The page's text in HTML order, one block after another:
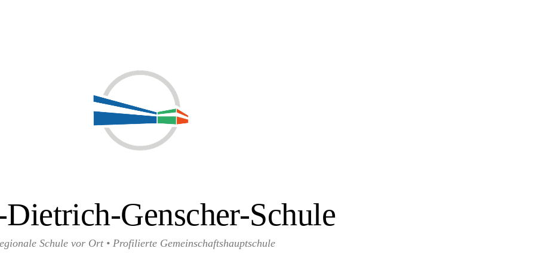
Dietrich-Genscher-Schule
Schule vor Ort • Profilierte Gemeinschaftshauptschule